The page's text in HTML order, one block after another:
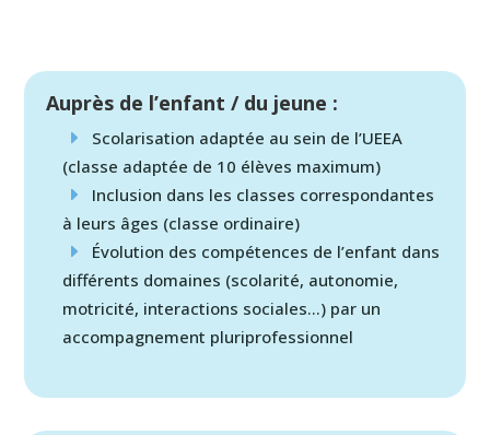
Auprès de l’enfant / du jeune :
Scolarisation adaptée au sein de l’UEEA
(classe adaptée de 10 élèves maximum)
Inclusion dans les classes correspondantes
à leurs âges (classe ordinaire)
Évolution des compétences de l’enfant dans
différents domaines (scolarité, autonomie,
motricité, interactions sociales…) par un
accompagnement pluriprofessionnel